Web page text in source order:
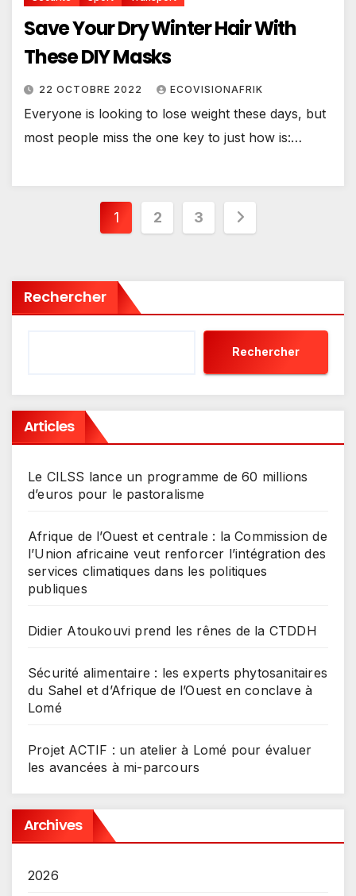
Save Your Dry Winter Hair With
These DIY Masks
22 OCTOBRE 2022 ECOVISIONAFRIK
Everyone is looking to lose weight these days, but
most people miss the one key to just how is:…
Pagination
publications
1 2 3
Rechercher
Rechercher
Articles
Le CILSS lance un programme de 60 millions
d’euros pour le pastoralisme
Afrique de l’Ouest et centrale : la Commission de
l’Union africaine veut renforcer l’intégration des
services climatiques dans les politiques
publiques
Didier Atoukouvi prend les rênes de la CTDDH
Sécurité alimentaire : les experts phytosanitaires
du Sahel et d’Afrique de l’Ouest en conclave à
Lomé
Projet ACTIF : un atelier à Lomé pour évaluer
les avancées à mi-parcours
Archives
2026